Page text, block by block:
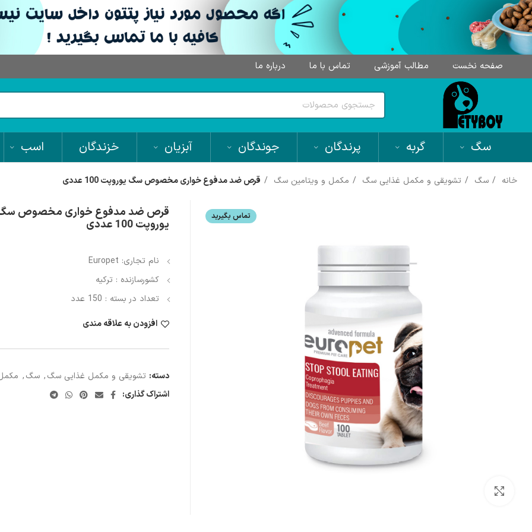
صفحه نخست مطالب آموزشی تماس با ما درباره ما
سگ گربه پرندگان جوندگان آبزیان خزندگان اسب
خانه سگ تشویقی و مکمل غذایی سگ مکمل و ویتامین سگ قرص ضد مدفوع خواری مخصوص سگ یوروپت 100 عددی
تماس بگیرید قرص ضد مدفوع خواری مخصوص
یوروپت 100 عددی
نام تجاری: Europet
کشورسازنده : ترکیه
تعداد در بسته : 150 عدد
افزودن به علاقه مندی
دسته: تشویقی و مکمل غذایی سگ, سگ,
اشتراک گذاری: